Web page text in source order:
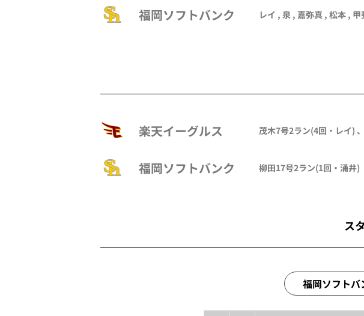
福岡ソフトバンク レイ , 泉 , 嘉弥真 , 松本 , 甲
楽天イーグルス 茂木7号2ラン(4回・ レイ) 、
福岡ソフトバンク 柳田17号2ラン(1回・ 涌井)
ス
福岡ソフトバ